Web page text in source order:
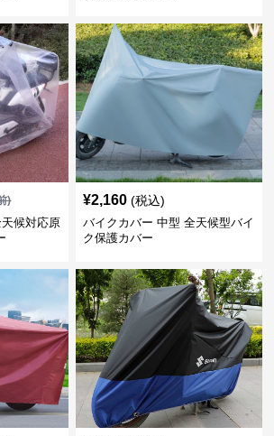
)
候対応原
¥2,160 (税込)
バイクカバー 中型 全天候型バイ
ク保護カバー